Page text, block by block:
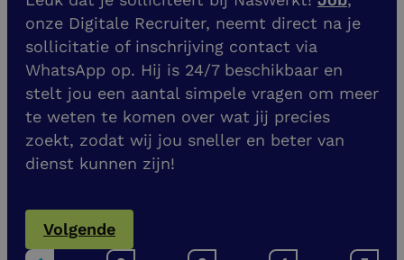
onze Digitale Recruiter, neemt direct na je
sollicitatie of inschrijving contact via
WhatsApp op. Hij is 24/7 beschikbaar en
stelt jou een aantal simpele vragen om meer
te weten te komen over wat jij precies
zoekt, zodat wij jou sneller en beter van
dienst kunnen zijn!
Volgende